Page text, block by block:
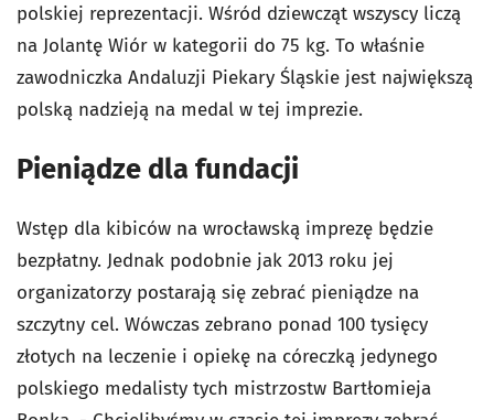
polskiej reprezentacji. Wśród dziewcząt wszyscy liczą
na Jolantę Wiór w kategorii do 75 kg. To właśnie
zawodniczka Andaluzji Piekary Śląskie jest największą
polską nadzieją na medal w tej imprezie.
Pieniądze dla fundacji
Wstęp dla kibiców na wrocławską imprezę będzie
bezpłatny. Jednak podobnie jak 2013 roku jej
organizatorzy postarają się zebrać pieniądze na
szczytny cel. Wówczas zebrano ponad 100 tysięcy
złotych na leczenie i opiekę na córeczką jedynego
polskiego medalisty tych mistrzostw Bartłomieja